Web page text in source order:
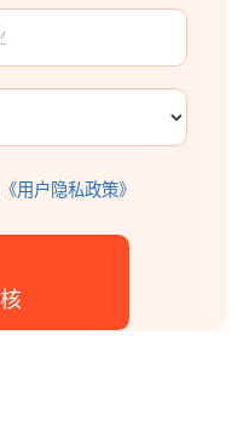
《用户隐私政策》